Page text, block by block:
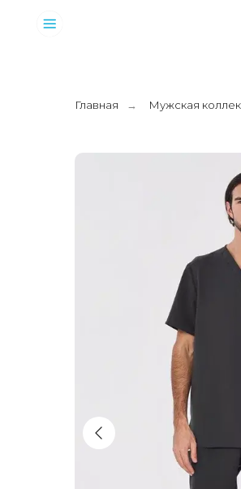
Главная → Мужская